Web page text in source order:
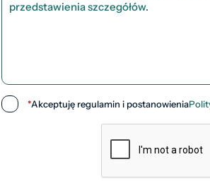
*Akceptuję regulamin i postanowienia